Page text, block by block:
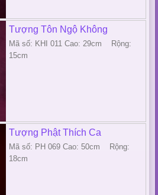
Tượng Tôn Ngộ Không
Mã số: KHI 011 Cao: 29cm Rộng:
15cm
Tượng Phật Thích Ca
Mã số: PH 069 Cao: 50cm Rộng:
18cm